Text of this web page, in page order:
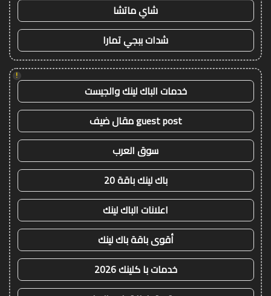
شاي ماتشا
شدات ببجي تمارا
!
خدمات الباك لينك والجيست
guest post مقال ضيف
سوق العرب
باك لينك باقة 20
اعلانات الباك لينك
أقوى باقة باك لينك
خدمات با كلينك 2026